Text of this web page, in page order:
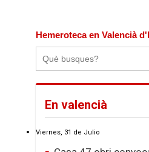
Hemeroteca en Valencià
En valencià
Viernes, 31 de Julio